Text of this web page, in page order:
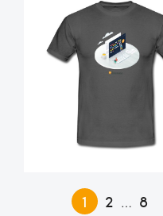
1 2 … 8